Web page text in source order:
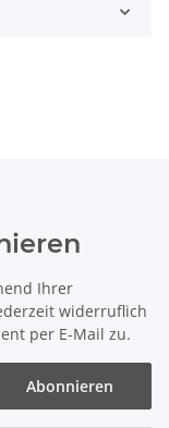
Ihrer
widerruflich
per E-Mail zu.
Abonnieren